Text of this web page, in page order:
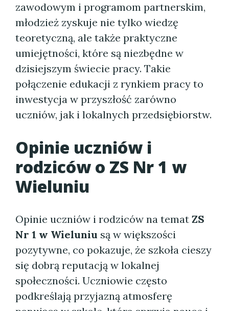
zawodowym i programom partnerskim,
młodzież zyskuje nie tylko wiedzę
teoretyczną, ale także praktyczne
umiejętności, które są niezbędne w
dzisiejszym świecie pracy. Takie
połączenie edukacji z rynkiem pracy to
inwestycja w przyszłość zarówno
uczniów, jak i lokalnych przedsiębiorstw.
Opinie uczniów i
rodziców o ZS Nr 1 w
Wieluniu
Opinie uczniów i rodziców na temat ZS
Nr 1 w Wieluniu są w większości
pozytywne, co pokazuje, że szkoła cieszy
się dobrą reputacją w lokalnej
społeczności. Uczniowie często
podkreślają przyjazną atmosferę